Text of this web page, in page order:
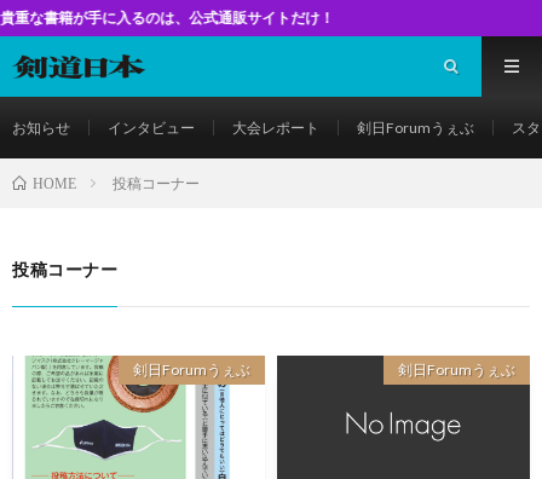
に入るのは、公式通販サイトだけ！
お知らせ インタビュー 大会レポート 剣日Forumうぇぶ ス
HOME 投稿コーナー
投稿コーナー
剣日Forumうぇぶ 剣日Forumうぇぶ